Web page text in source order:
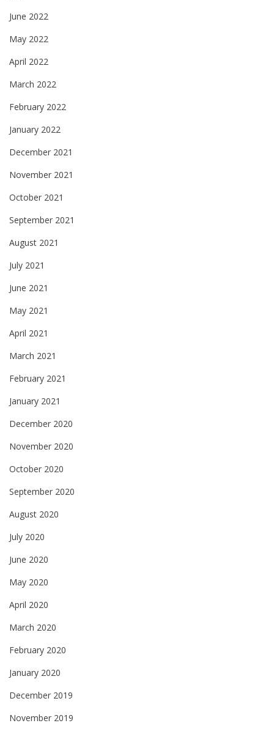
June 2022
May 2022
April 2022
March 2022
February 2022
January 2022
December 2021
November 2021
October 2021
September 2021
August 2021
July 2021
June 2021
May 2021
April 2021
March 2021
February 2021
January 2021
December 2020
November 2020
October 2020
September 2020
August 2020
July 2020
June 2020
May 2020
April 2020
March 2020
February 2020
January 2020
December 2019
November 2019